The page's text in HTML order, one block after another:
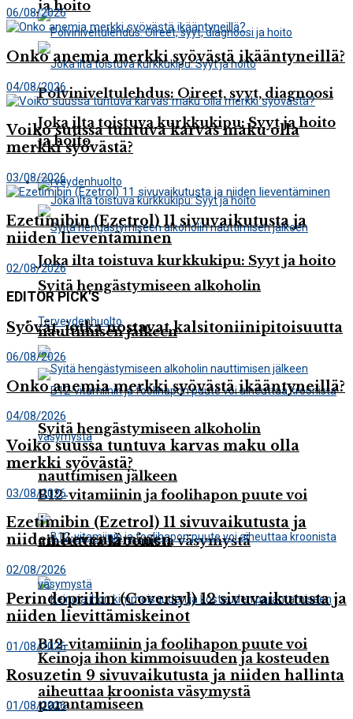
ja hoito
Joka ilta toistuva kurkkukipu: Syyt ja hoito
Terveydenhuolto
Syitä hengästymiseen alkoholin
nauttimisen jälkeen
B12-vitamiinin ja foolihapon puute voi
aiheuttaa kroonista väsymystä
Keinoja ihon kimmoisuuden ja kosteuden
parantamiseen
Polviniveltulehdus: Oireet, syyt, diagnoosi
ja hoito
Joka ilta toistuva kurkkukipu: Syyt ja hoito
Terveydenhuolto
Syitä hengästymiseen alkoholin
nauttimisen jälkeen
B12-vitamiinin ja foolihapon puute voi
aiheuttaa kroonista väsymystä
06/08/2026
Onko anemia merkki syövästä ikääntyneillä?
04/08/2026
Voiko suussa tuntuva karvas maku olla
merkki syövästä?
03/08/2026
Ezetimibin (Ezetrol) 11 sivuvaikutusta ja
niiden lieventäminen
02/08/2026
EDITOR PICK'S
Syövät, jotka nostavat kalsitoniinipitoisuutta
06/08/2026
Onko anemia merkki syövästä ikääntyneillä?
04/08/2026
Voiko suussa tuntuva karvas maku olla
merkki syövästä?
03/08/2026
Ezetimibin (Ezetrol) 11 sivuvaikutusta ja
niiden lieventäminen
02/08/2026
Perindopriilin (Coversyl) 12 sivuvaikutusta ja
niiden lievittämiskeinot
01/08/2026
Rosuzetin 9 sivuvaikutusta ja niiden hallinta
01/08/2026